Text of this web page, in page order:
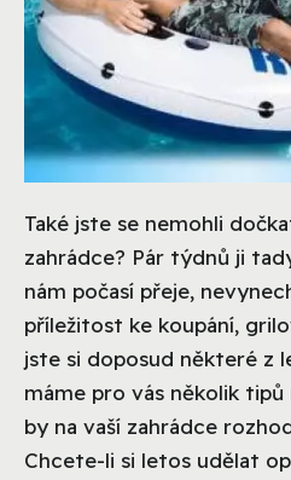
Také jste se nemohli
zahrádce? Pár týdnů ji
nám počasí přeje,
příležitost ke koupání,
jste si doposud některé z
máme pro vás několik
by na vaší zahrádce
Chcete-li si letos udělat